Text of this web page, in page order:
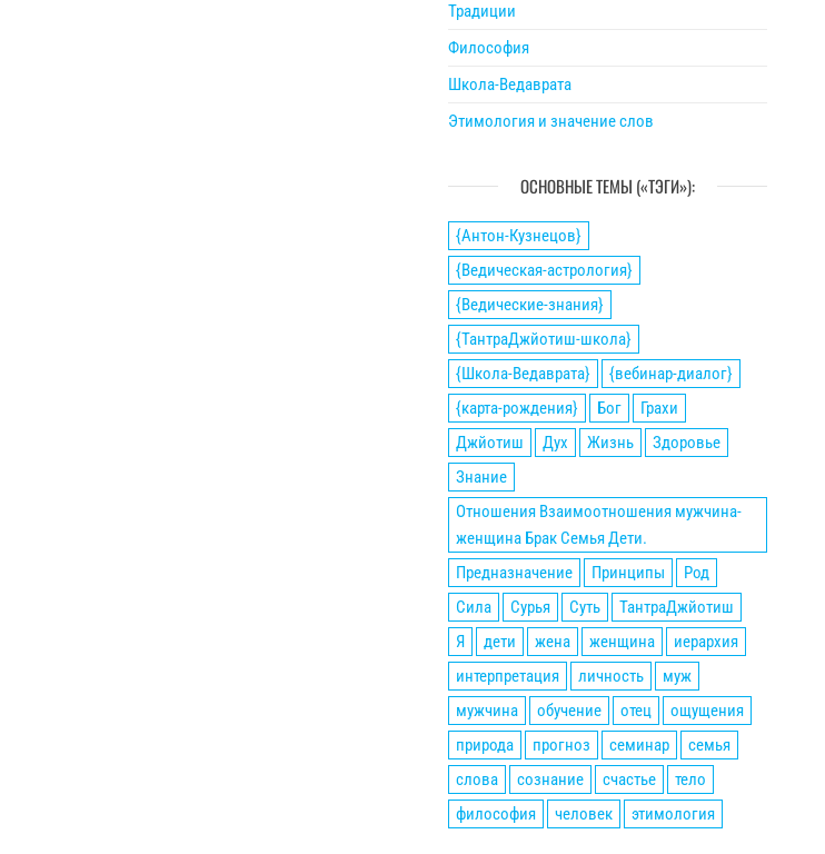
Традиции
Философия
Школа-Ведаврата
Этимология и значение слов
ОСНОВНЫЕ ТЕМЫ («ТЭГИ»):
{Антон-Кузнецов}
{Ведическая-астрология}
{Ведические-знания}
{ТантраДжйотиш-школа}
{Школа-Ведаврата}
{вебинар-диалог}
{карта-рождения}
Бог
Грахи
Джйотиш
Дух Жизнь
Здоровье
Знание
Отношения Взаимоотношения мужчина-
женщина Брак Семья Дети.
Предназначение
Принципы
Род
Сила
Сурья Суть
ТантраДжйотиш
Я
дети жена женщина
иерархия
интерпретация
личность
муж
мужчина
обучение отец
ощущения
природа
прогноз семинар
семья
слова
сознание счастье
тело
философия
человек этимология